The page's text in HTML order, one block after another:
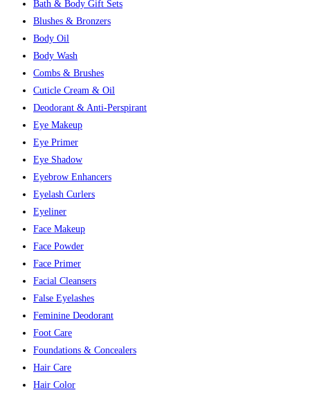
Bath & Body Gift Sets
Blushes & Bronzers
Body Oil
Body Wash
Combs & Brushes
Cuticle Cream & Oil
Deodorant & Anti-Perspirant
Eye Makeup
Eye Primer
Eye Shadow
Eyebrow Enhancers
Eyelash Curlers
Eyeliner
Face Makeup
Face Powder
Face Primer
Facial Cleansers
False Eyelashes
Feminine Deodorant
Foot Care
Foundations & Concealers
Hair Care
Hair Color